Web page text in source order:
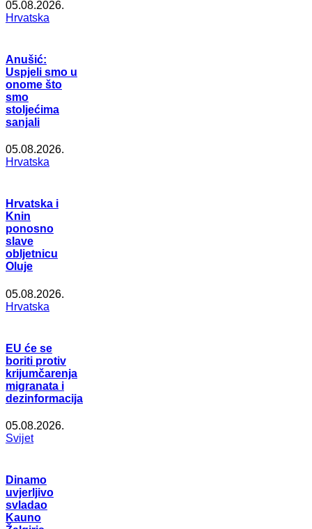
05.08.2026.
Hrvatska
Anušić:
Uspjeli smo u
onome što
smo
stoljećima
sanjali
05.08.2026.
Hrvatska
Hrvatska i
Knin
ponosno
slave
obljetnicu
Oluje
05.08.2026.
Hrvatska
EU će se
boriti protiv
krijumčarenja
migranata i
dezinformacija
05.08.2026.
Svijet
Dinamo
uvjerljivo
svladao
Kauno